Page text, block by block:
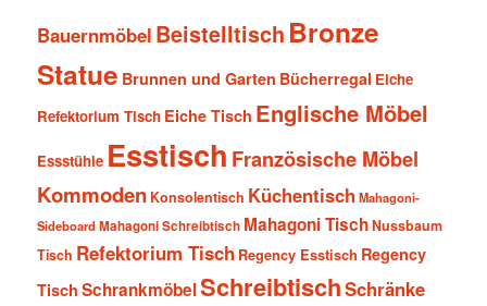
Bauernmöbel Beistelltisch Bronze
Statue Brunnen und Garten Bücherregal Eiche
Refektorium Tisch Eiche Tisch Englische Möbel
Essstühle Esstisch Französische Möbel
Kommoden Konsolentisch Küchentisch Mahagoni-
SideboardMahagoni Schreibtisch Mahagoni TischNussbaum
Tisch Refektorium Tisch Regency Esstisch Regency
Tisch SchrankmöbelSchreibtischSchränke